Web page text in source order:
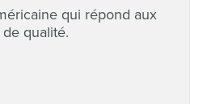
qui répond aux
qualité.